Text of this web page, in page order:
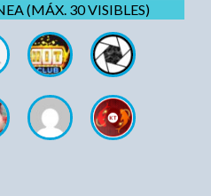
(MÁX. 30 VISIBLES)